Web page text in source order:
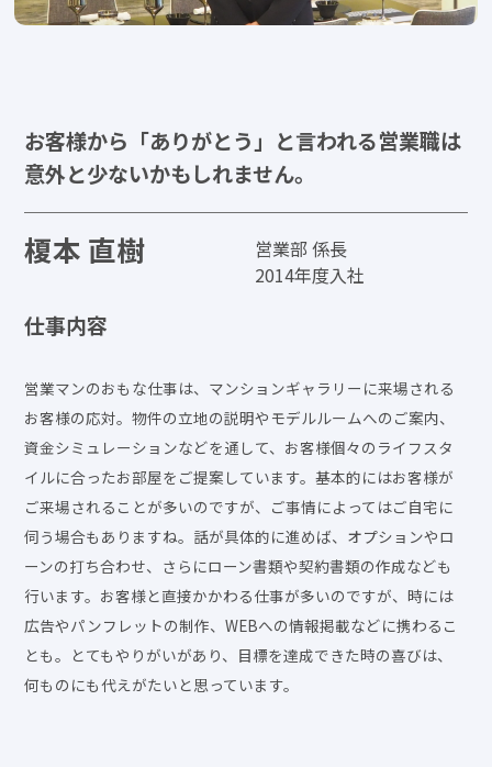
Recruitment
新卒採用（Re就活キャンパス2028）
エントリー
お客様から「ありがとう」と言われる営業職は
意外と少ないかもしれません。
榎本 直樹
営業部 係長
2014年度入社
仕事内容
営業マンのおもな仕事は、マンションギャラリーに来場される
お客様の応対。物件の立地の説明やモデルルームへのご案内、
資金シミュレーションなどを通して、お客様個々のライフスタ
イルに合ったお部屋をご提案しています。基本的にはお客様が
ご来場されることが多いのですが、ご事情によってはご自宅に
伺う場合もありますね。話が具体的に進めば、オプションやロ
ーンの打ち合わせ、さらにローン書類や契約書類の作成なども
行います。お客様と直接かかわる仕事が多いのですが、時には
広告やパンフレットの制作、WEBへの情報掲載などに携わるこ
とも。とてもやりがいがあり、目標を達成できた時の喜びは、
何ものにも代えがたいと思っています。